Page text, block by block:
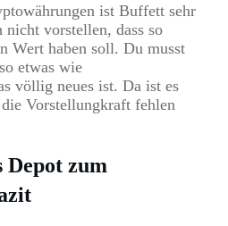
ist Buffett sehr
vorstellen, dass so
Wert haben soll. Du musst
etwas wie
völlig neues ist. Da ist es
Vorstellungkraft fehlen
zum